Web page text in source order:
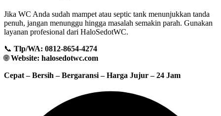
Jika WC Anda sudah mampet atau septic tank menunjukkan tanda
penuh, jangan menunggu hingga masalah semakin parah. Gunakan
layanan profesional dari HaloSedotWC.
📞 Tlp/WA: 0812-8654-4274
🌐Website: halosedotwc.com
Cepat – Bersih – Bergaransi – Harga Jujur – 24 Jam